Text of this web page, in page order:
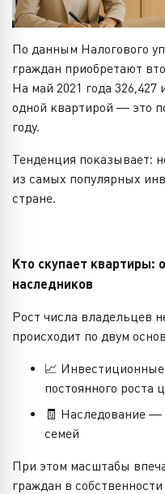
По данным Налогового
граждан приобретают
На май 2021 года 326,427
одной квартирой — это
году.
Тенденция показывает:
из самых популярных
стране.
Кто скупает квартиры:
наследников
Рост числа владельцев
происходит по двум
📈
постоянного роста
🧾 Наследование —
семей
При этом масштабы
граждан в